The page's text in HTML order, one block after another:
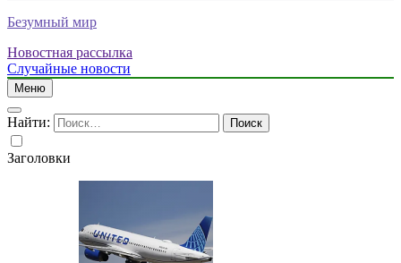
Безумный мир
Новостная рассылка
Случайные новости
Меню
Найти:
Заголовки